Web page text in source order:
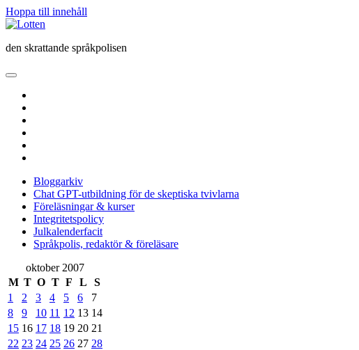
Hoppa till innehåll
Lotten
den skrattande språkpolisen
öppna
meny
Bloggarkiv
Chat GPT-utbildning för de skeptiska tvivlarna
Föreläsningar & kurser
Integritetspolicy
Julkalenderfacit
Språkpolis, redaktör & föreläsare
Sidopanel
oktober 2007
M T O T F L
S
1
2 3 4 5 6
7
8
9 10 11 12 13 14
15 16 17 18 19 20 21
22 23 24 25 26 27 28